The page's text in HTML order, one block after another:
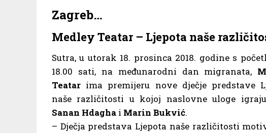
Zagreb…
Medley Teatar – Ljepota naše
Sutra, u utorak 18. prosinca 2018. godine s
18.00 sati, na međunarodni dan migranata,
Teatar ima premijeru nove dječje predstave
naše različitosti u kojoj naslovne uloge
Sanan Hdagha i Marin Bukvić.
– Dječja predstava Ljepota naše različitosti